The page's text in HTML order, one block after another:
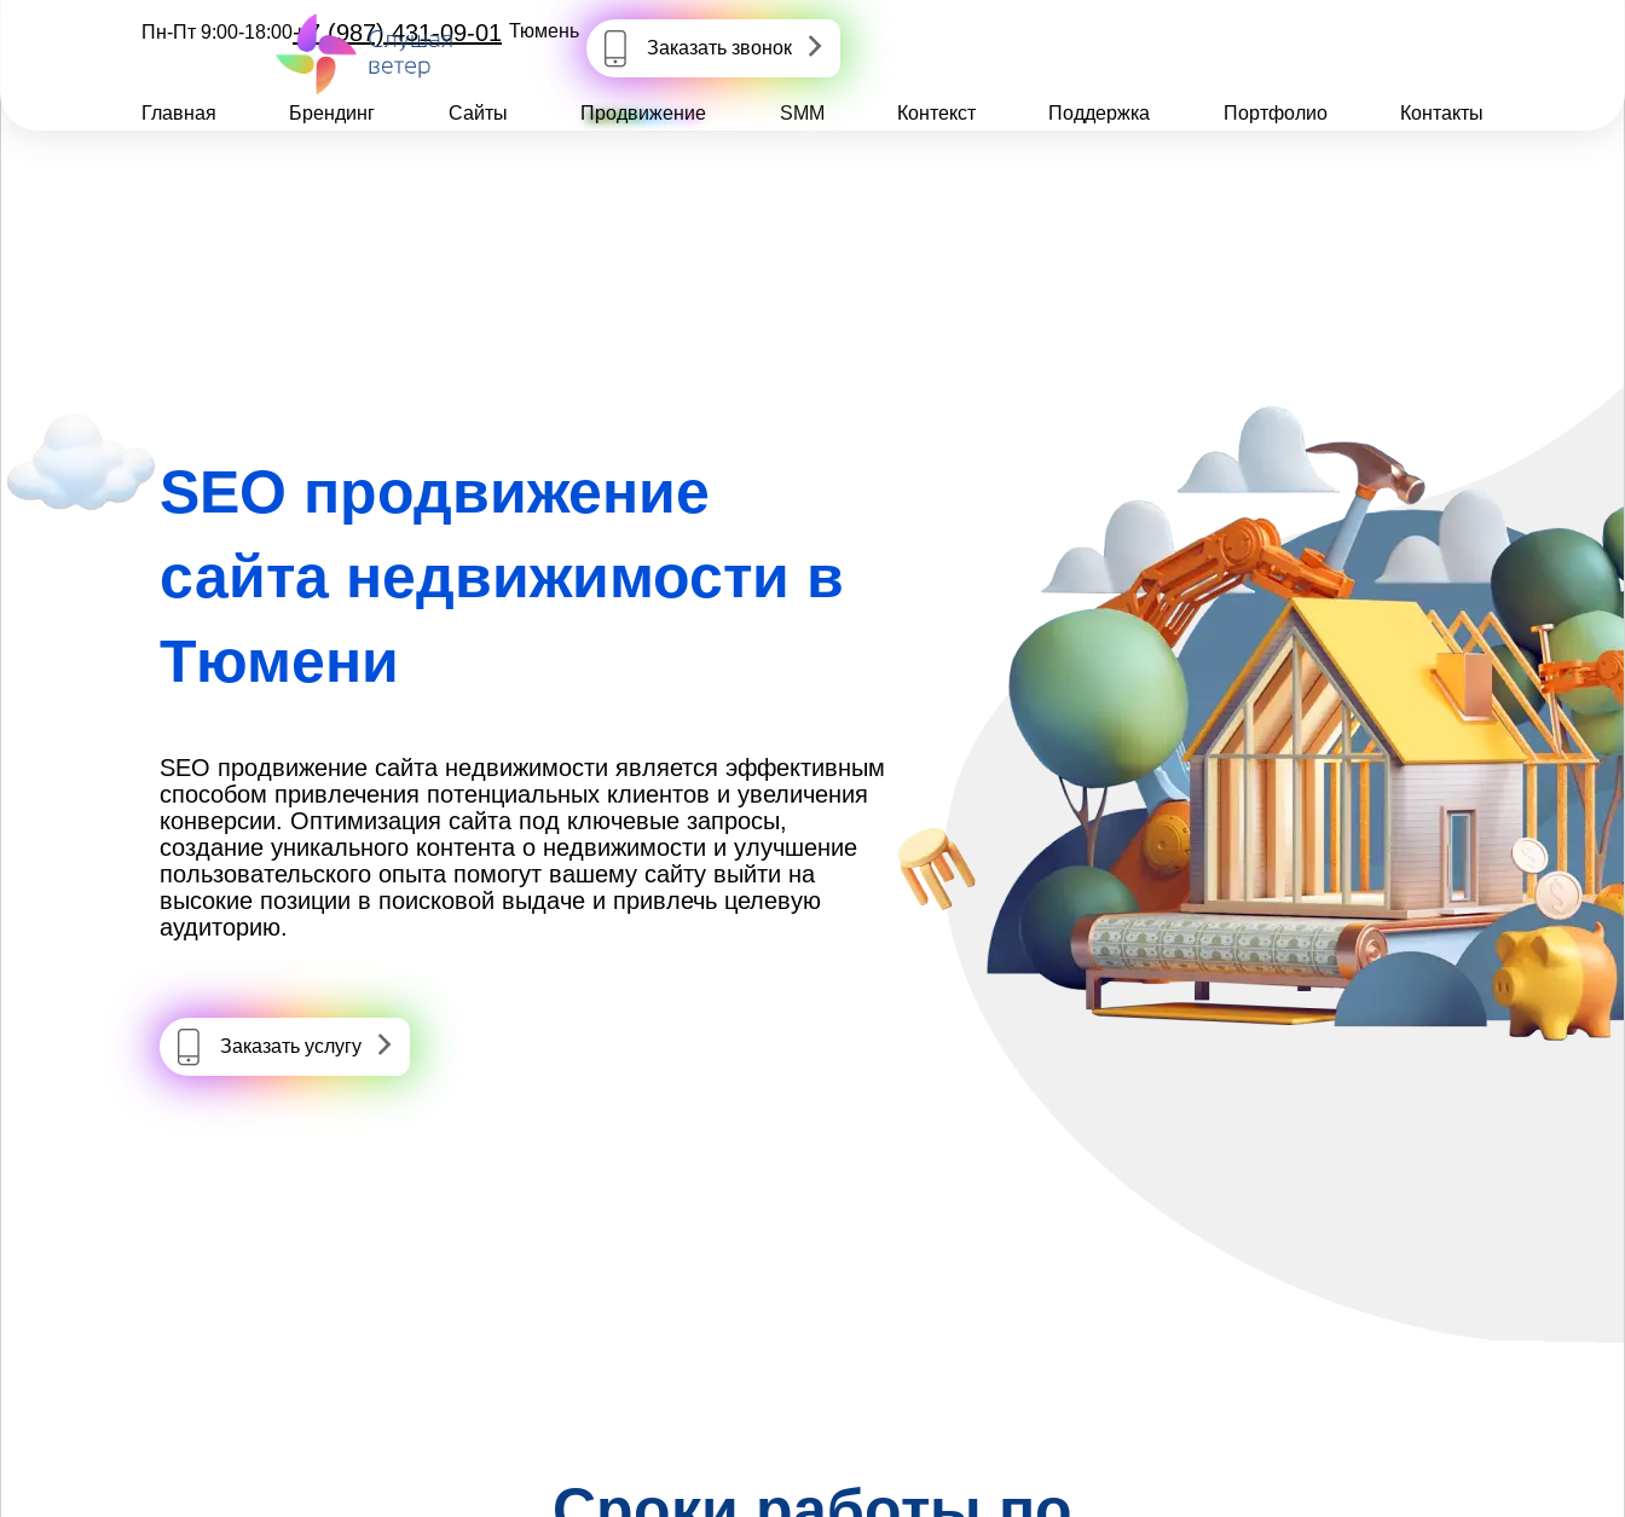
Пн-Пт 9:00-18:00+7 (987) 431-09-01 Тюмень
Заказать звонок
Главная Брендинг Сайты Продвижение SMM Контекст Поддержка Портфолио Контакты
SEO продвижение
сайта недвижимости в
Тюмени
SEO продвижение сайта недвижимости является эффективным
способом привлечения потенциальных клиентов и увеличения
конверсии. Оптимизация сайта под ключевые запросы,
создание уникального контента о недвижимости и улучшение
пользовательского опыта помогут вашему сайту выйти на
высокие позиции в поисковой выдаче и привлечь целевую
аудиторию.
Заказать услугу